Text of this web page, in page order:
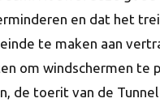
en dat het
te maken aan
om windschermen te
de toerit van de